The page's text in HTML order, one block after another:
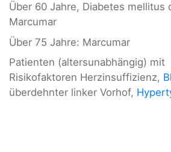
Über 60 Jahre, Diabetes mellitus
Marcumar
Über 75 Jahre: Marcumar
Patienten (altersunabhängig) mit
Risikofaktoren Herzinsuffizienz,
überdehnter linker Vorhof,